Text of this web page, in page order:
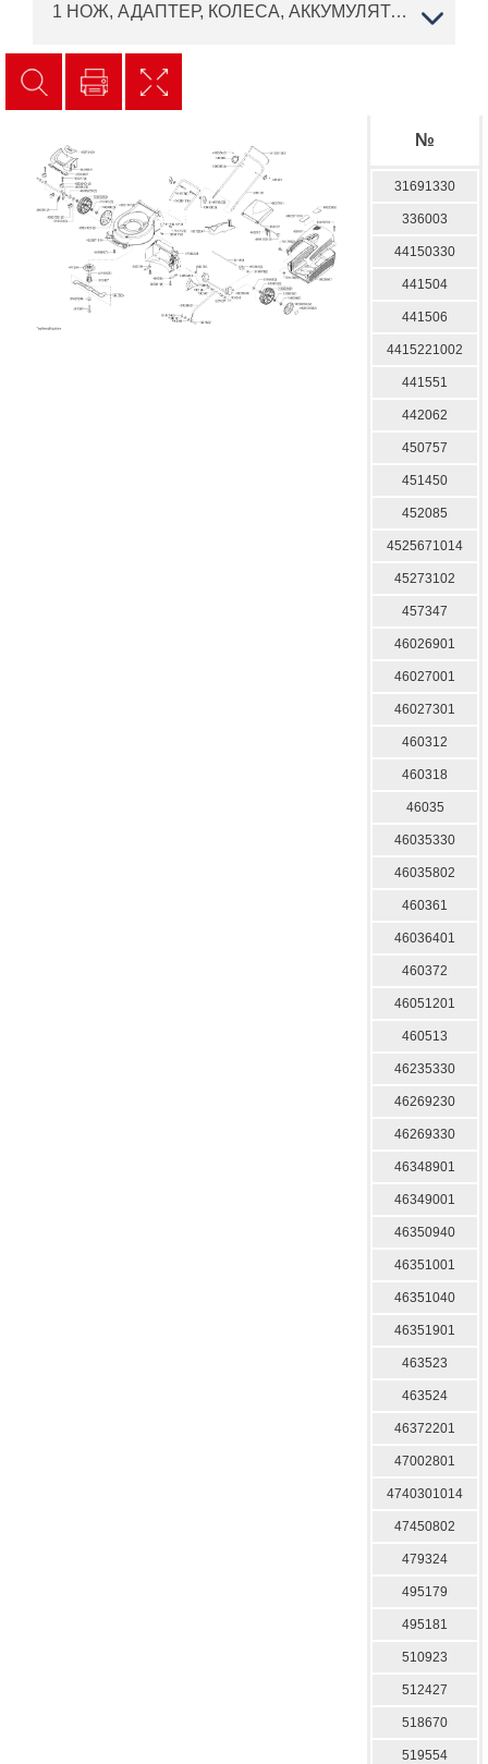
1 НОЖ, АДАПТЕР, КОЛЕСА, АККУМУЛЯТОР AL-KO аккумуляторная газонокосилка Moweo 42.0 Li Артикул: 119933
№
31691330
336003
44150330
441504
441506
4415221002
441551
442062
450757
451450
452085
4525671014
45273102
457347
46026901
46027001
46027301
460312
460318
46035
46035330
46035802
460361
46036401
460372
46051201
460513
46235330
46269230
46269330
46348901
46349001
46350940
46351001
46351040
46351901
463523
463524
46372201
47002801
4740301014
47450802
479324
495179
495181
510923
512427
518670
519554